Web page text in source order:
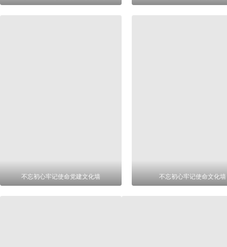
不忘初心牢记使命党建文化墙 不忘初心牢记使命文化墙